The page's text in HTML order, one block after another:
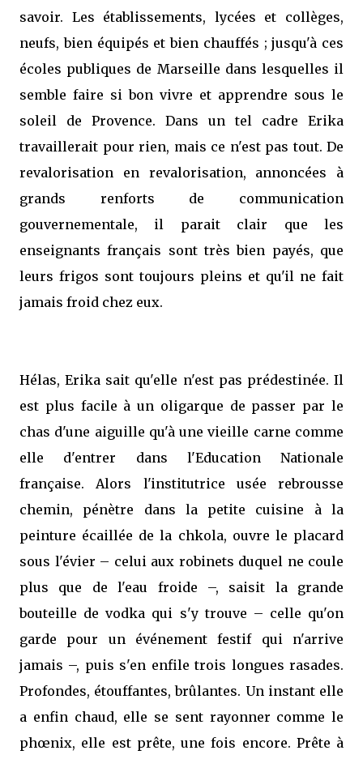
savoir. Les établissements, lycées et collèges,
neufs, bien équipés et bien chauffés ; jusqu'à ces
écoles publiques de Marseille dans lesquelles il
semble faire si bon vivre et apprendre sous le
soleil de Provence. Dans un tel cadre Erika
travaillerait pour rien, mais ce n'est pas tout. De
revalorisation en revalorisation, annoncées à
grands renforts de communication
gouvernementale, il parait clair que les
enseignants français sont très bien payés, que
leurs frigos sont toujours pleins et qu'il ne fait
jamais froid chez eux.
Hélas, Erika sait qu'elle n'est pas prédestinée. Il
est plus facile à un oligarque de passer par le
chas d'une aiguille qu'à une vieille carne comme
elle d'entrer dans l'Education Nationale
française. Alors l'institutrice usée rebrousse
chemin, pénètre dans la petite cuisine à la
peinture écaillée de la chkola, ouvre le placard
sous l'évier – celui aux robinets duquel ne coule
plus que de l'eau froide –, saisit la grande
bouteille de vodka qui s'y trouve – celle qu'on
garde pour un événement festif qui n'arrive
jamais –, puis s'en enfile trois longues rasades.
Profondes, étouffantes, brûlantes. Un instant elle
a enfin chaud, elle se sent rayonner comme le
phœnix, elle est prête, une fois encore. Prête à